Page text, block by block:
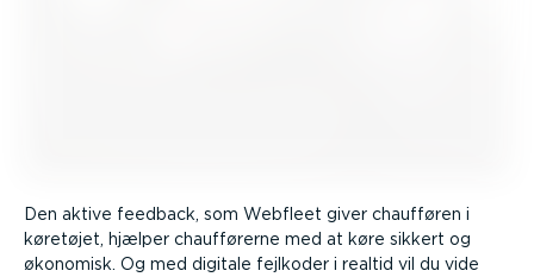
Den aktive feedback, som Webfleet giver chaufføren i
køretøjet, hjælper chauf­fø­rerne med at køre sikkert og
økonomisk. Og med digitale fejlkoder i realtid vil du vide